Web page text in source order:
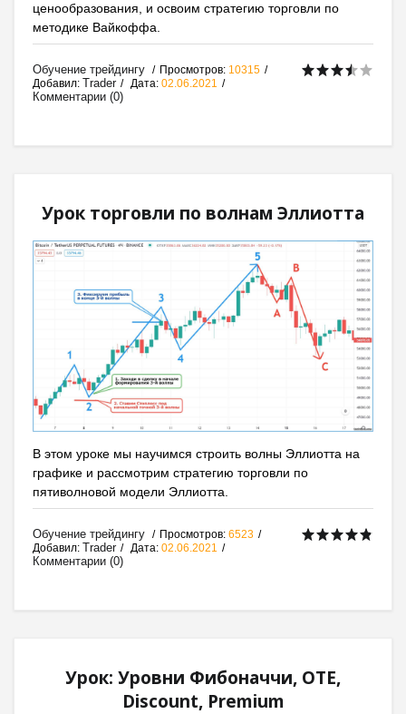
ценообразования, и освоим стратегию торговли по
методике Вайкоффа.
Обучение трейдингу Просмотров: 10315
Добавил: Trader Дата: 02.06.2021
Комментарии (0)
Урок торговли по волнам Эллиотта
В этом уроке мы научимся строить волны Эллиотта на
графике и рассмотрим стратегию торговли по
пятиволновой модели Эллиотта.
Обучение трейдингу Просмотров: 6523
Добавил: Trader Дата: 02.06.2021
Комментарии (0)
Урок: Уровни Фибоначчи, OTE,
Discount, Premium